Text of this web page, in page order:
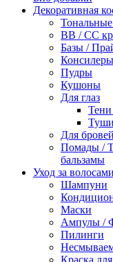
Декоративная
BB / СС
Базы /
Пудры
Кушоны
Для глаз
Туши
Для бровей
Помады /
бальзамы
Уход за волосами
Шампуни
Маски
Ампулы /
Пилинги
Краска